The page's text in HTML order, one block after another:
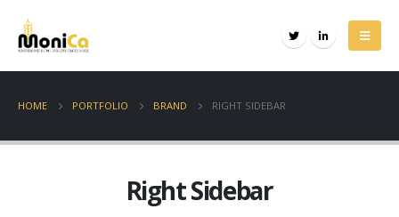
HOME PORTFOLIO BRAND RIGHT SIDEBAR
Right Sidebar